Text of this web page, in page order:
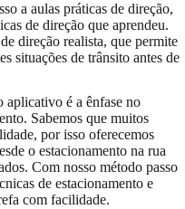
a aulas práticas de direção,
de direção que aprendeu.
direção realista, que permite
situações de trânsito antes de
aplicativo é a ênfase no
Sabemos que muitos
por isso oferecemos
o estacionamento na rua
Com nosso método passo
de estacionamento e
com facilidade.